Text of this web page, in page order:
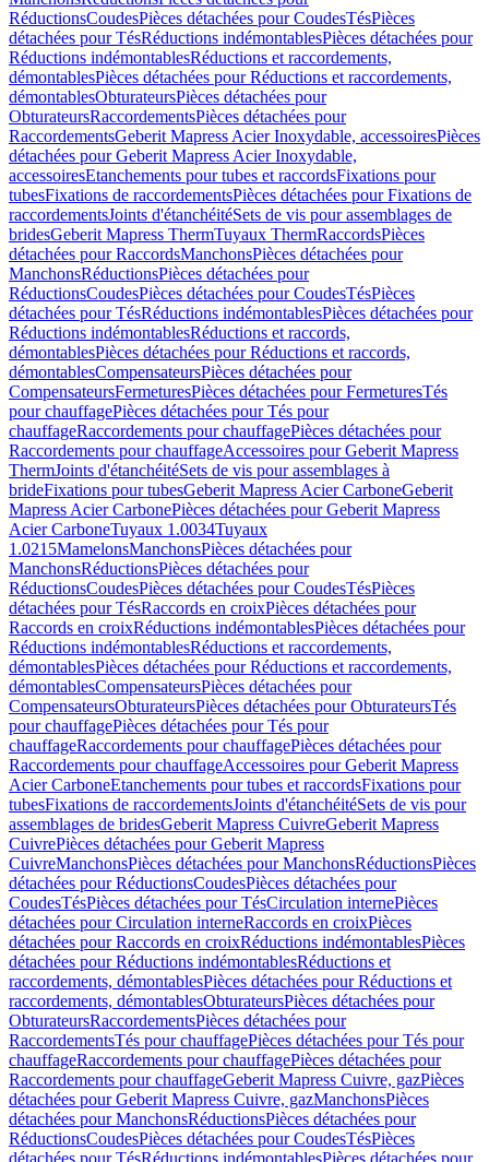
RéductionsCoudesPièces détachées pour CoudesTésPièces
détachées pour TésRéductions indémontablesPièces détachées pour
Réductions indémontablesRéductions et raccordements,
démontablesPièces détachées pour Réductions et raccordements,
démontablesObturateursPièces détachées pour
ObturateursRaccordementsPièces détachées pour
RaccordementsGeberit Mapress Acier Inoxydable, accessoiresPièces
détachées pour Geberit Mapress Acier Inoxydable,
accessoiresEtanchements pour tubes et raccordsFixations pour
tubesFixations de raccordementsPièces détachées pour Fixations de
raccordementsJoints d'étanchéitéSets de vis pour assemblages de
bridesGeberit Mapress ThermTuyaux ThermRaccordsPièces
détachées pour RaccordsManchonsPièces détachées pour
ManchonsRéductionsPièces détachées pour
RéductionsCoudesPièces détachées pour CoudesTésPièces
détachées pour TésRéductions indémontablesPièces détachées pour
Réductions indémontablesRéductions et raccords,
démontablesPièces détachées pour Réductions et raccords,
démontablesCompensateursPièces détachées pour
CompensateursFermeturesPièces détachées pour FermeturesTés
pour chauffagePièces détachées pour Tés pour
chauffageRaccordements pour chauffagePièces détachées pour
Raccordements pour chauffageAccessoires pour Geberit Mapress
ThermJoints d'étanchéitéSets de vis pour assemblages à
brideFixations pour tubesGeberit Mapress Acier CarboneGeberit
Mapress Acier CarbonePièces détachées pour Geberit Mapress
Acier CarboneTuyaux 1.0034Tuyaux
1.0215MamelonsManchonsPièces détachées pour
ManchonsRéductionsPièces détachées pour
RéductionsCoudesPièces détachées pour CoudesTésPièces
détachées pour TésRaccords en croixPièces détachées pour
Raccords en croixRéductions indémontablesPièces détachées pour
Réductions indémontablesRéductions et raccordements,
démontablesPièces détachées pour Réductions et raccordements,
démontablesCompensateursPièces détachées pour
CompensateursObturateursPièces détachées pour ObturateursTés
pour chauffagePièces détachées pour Tés pour
chauffageRaccordements pour chauffagePièces détachées pour
Raccordements pour chauffageAccessoires pour Geberit Mapress
Acier CarboneEtanchements pour tubes et raccordsFixations pour
tubesFixations de raccordementsJoints d'étanchéitéSets de vis pour
assemblages de bridesGeberit Mapress CuivreGeberit Mapress
CuivrePièces détachées pour Geberit Mapress
CuivreManchonsPièces détachées pour ManchonsRéductionsPièces
détachées pour RéductionsCoudesPièces détachées pour
CoudesTésPièces détachées pour TésCirculation internePièces
détachées pour Circulation interneRaccords en croixPièces
détachées pour Raccords en croixRéductions indémontablesPièces
détachées pour Réductions indémontablesRéductions et
raccordements, démontablesPièces détachées pour Réductions et
raccordements, démontablesObturateursPièces détachées pour
ObturateursRaccordementsPièces détachées pour
RaccordementsTés pour chauffagePièces détachées pour Tés pour
chauffageRaccordements pour chauffagePièces détachées pour
Raccordements pour chauffageGeberit Mapress Cuivre, gazPièces
détachées pour Geberit Mapress Cuivre, gazManchonsPièces
détachées pour ManchonsRéductionsPièces détachées pour
RéductionsCoudesPièces détachées pour CoudesTésPièces
détachées pour TésRéductions indémontablesPièces détachées pour